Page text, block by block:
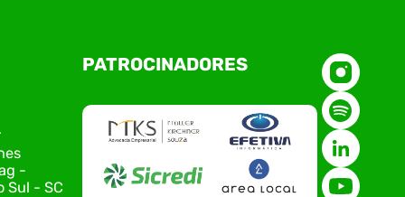
O Polo ACATE-ACIRS, por meio do NIAVI – Núcleo
de Tecnologia da Informação do Alto Vale do
Conexão Tech NIAVI, reunindo empresas de
tecnologia da região para uma noite de
conteúdo estratégico e
de novas iniciativas para o setor.
encontro aconteceu em Rio…
-
Sul - SC
PATROCINADORES